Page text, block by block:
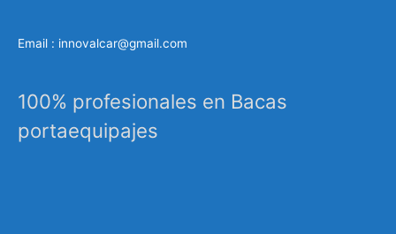
Email : innovalcar@gmail.com
100% profesionales en Bacas
portaequipajes